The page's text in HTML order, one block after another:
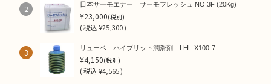
2 日本サーモエナー サーモフレッシュ NO.3F (20Kg)
¥23,000(税別)
(税込¥25,300 )
3 リューベ ハイブリット潤滑剤 LHL-X100-7
¥4,150(税別)
(税込¥4,565 )